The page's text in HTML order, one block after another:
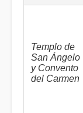
Templo de
San Ángelo
y Convento
del Carmen